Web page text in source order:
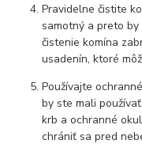
Pravidelne čistite
samotný a preto
čistenie komína
usadenín, ktoré
Používajte
by ste mali
krb a ochranné
chrániť sa pred